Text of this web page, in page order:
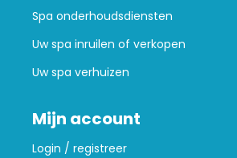
Spa onderhoudsdiensten
Uw spa inruilen of verkopen
Uw spa verhuizen
Mijn account
Login / registreer